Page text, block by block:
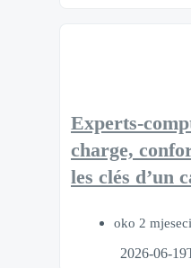
Experts-
charge,
les clés d’un
oko 2
2026-06-